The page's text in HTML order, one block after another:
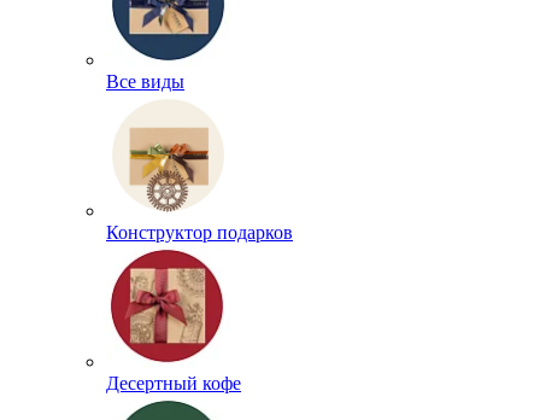
Все виды
Конструктор подарков
Десертный кофе